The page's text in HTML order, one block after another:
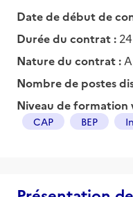
Date de début de
Durée du contrat :
Nature du contrat :
Nombre de postes
Niveau de formation
CAP BEP